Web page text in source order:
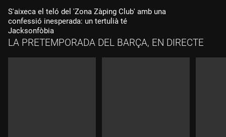
S'aixeca el teló del 'Zona Zàping Club' amb una
confessió inesperada: un tertulià té
Jacksonfòbia
LA PRETEMPORADA DEL BARÇA, EN DIRECTE